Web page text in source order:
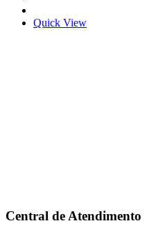
Quick View
Central de Atendimento